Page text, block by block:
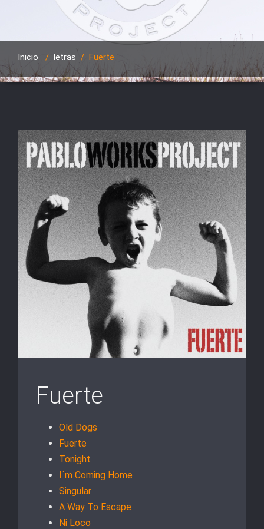
Inicio / letras / Fuerte
Fuerte
Old Dogs
Fuerte
Tonight
I´m Coming Home
Singular
A Way To Escape
Ni Loco